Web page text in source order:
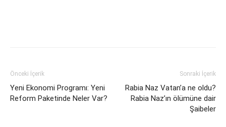
Önceki İçerik
Yeni Ekonomi Programı: Yeni
Reform Paketinde Neler Var?
Sonraki İçerik
Rabia Naz Vatan’a ne oldu?
Rabia Naz’ın ölümüne dair
Şaibeler